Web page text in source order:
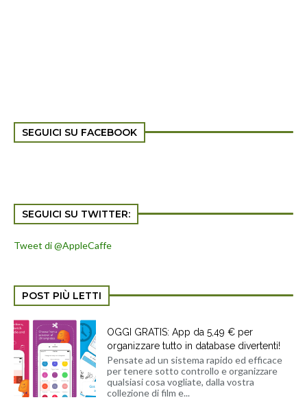
SEGUICI SU FACEBOOK
SEGUICI SU TWITTER:
Tweet di @AppleCaffe
POST PIÙ LETTI
OGGI GRATIS: App da 5,49 € per
organizzare tutto in database divertenti!
Pensate ad un sistema rapido ed efficace
per tenere sotto controllo e organizzare
qualsiasi cosa vogliate, dalla vostra
collezione di film e...